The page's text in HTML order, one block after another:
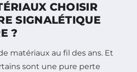
CHOISIR
SIGNALÉTIQUE
?
matériaux au fil des ans. Et
sont une pure perte